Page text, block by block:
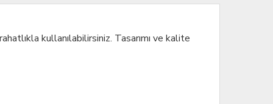
kullanılabilirsiniz. Tasarımı ve kalite